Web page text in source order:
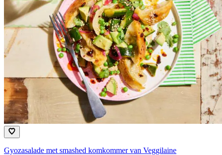
Gyozasalade met smashed komkommer van Veggilaine